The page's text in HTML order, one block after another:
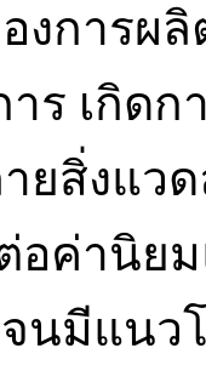
การผลิ
ร เกิด
ยสิ่งแว
อค่านิย
นมีแนว